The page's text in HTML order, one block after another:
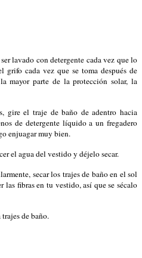
lavado con detergente cada vez que lo
grifo cada vez que se toma después de
mayor parte de la protección solar, la
gire el traje de baño de adentro hacia
de detergente líquido a un fregadero
enjuagar muy bien.
el agua del vestido y déjelo secar.
secar los trajes de baño en el sol
las fibras en tu vestido, así que se sécalo
de baño.